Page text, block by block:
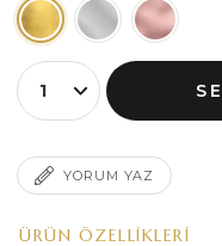
YORUM YAZ
ÜRÜN ÖZELLIKLERI